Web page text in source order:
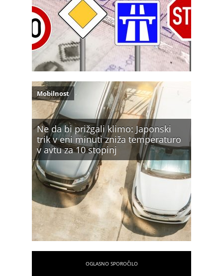
Ne da bi prižgali klimo: Japonski
trik v eni minuti zniža temperaturo
v avtu za 10 stopinj
Mobilnost